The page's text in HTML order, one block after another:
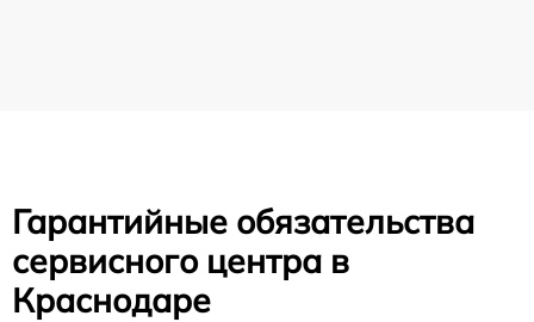
Гарантийные обязательства
сервисного центра в
Краснодаре